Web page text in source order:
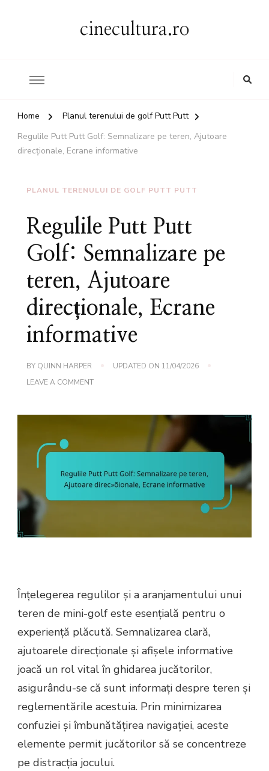
cinecultura.ro
Home
Planul terenului de golf Putt Putt
Regulile Putt Putt Golf: Semnalizare pe teren, Ajutoare
direcționale, Ecrane informative
PLANUL TERENULUI DE GOLF PUTT PUTT
Regulile Putt Putt
Golf: Semnalizare pe
teren, Ajutoare
direcționale, Ecrane
informative
BY QUINN HARPER UPDATED ON 11/04/2026
LEAVE A COMMENTON
TEREN,
DIRECȚIONALE,
ECRANE
Înțelegerea regulilor și a aranjamentului unui
teren de mini-golf este esențială pentru o
experiență plăcută. Semnalizarea clară,
ajutoarele direcționale și afișele informative
joacă un rol vital în ghidarea jucătorilor,
asigurându-se că sunt informați despre teren și
reglementările acestuia. Prin minimizarea
confuziei și îmbunătățirea navigației, aceste
elemente permit jucătorilor să se concentreze
pe distracția jocului.